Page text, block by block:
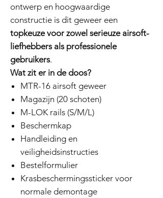
ontwerp en hoogwaardige
constructie is dit geweer een
topkeuze voor zowel serieuze airsoft-
liefhebbers als professionele
gebruikers.
Wat zit er in de doos?
MTR-16 airsoft geweer
Magazijn (20 schoten)
M-LOK rails (S/M/L)
Beschermkap
Handleiding en
veiligheidsinstructies
Bestelformulier
Krasbeschermingssticker voor
normale demontage